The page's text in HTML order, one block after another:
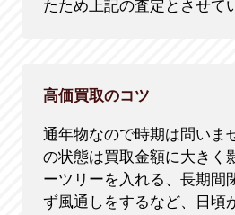
たため上記の査定とさせて
高価買取のコツ
通年物なので時期は問いま
の状態は買取金額に大きく
ーツリーを入れる、長期間
ず風通しをするなど、日頃